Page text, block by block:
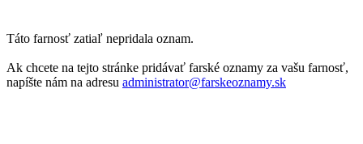
Táto farnosť zatiaľ nepridala oznam.
Ak chcete na tejto stránke pridávať farské oznamy za vašu farnosť,
napíšte nám na adresu administrator@farskeoznamy.sk